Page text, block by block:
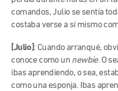
comandos, Julio se sentía
costaba verse a sí mismo
[Julio]: Cuando arranqué,
conoce como un newbie. O
ibas aprendiendo, o sea,
como una esponja. Ibas